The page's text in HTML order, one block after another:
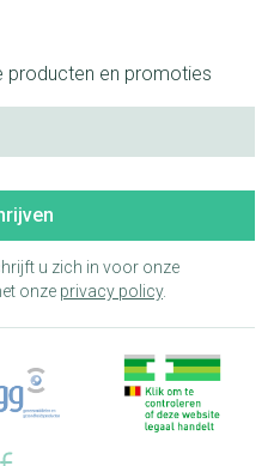
producten en promoties
u zich in voor onze
onze privacy policy.